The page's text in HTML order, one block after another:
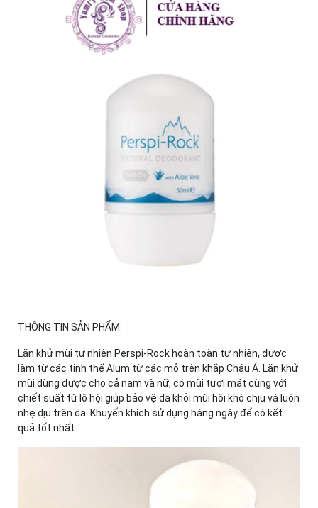
THÔNG TIN SẢN PHẨM:
Lăn khử mùi tự nhiên Perspi-Rock hoàn toàn tự nhiên, được
làm từ các tinh thể Alum từ các mỏ trên khắp Châu Á. Lăn khử
mùi dùng được cho cả nam và nữ, có mùi tươi mát cùng với
chiết suất từ lô hội giúp bảo vệ da khỏi mùi hôi khó chịu và luôn
nhẹ dịu trên da. Khuyến khích sử dụng hàng ngày để có kết
quả tốt nhất.